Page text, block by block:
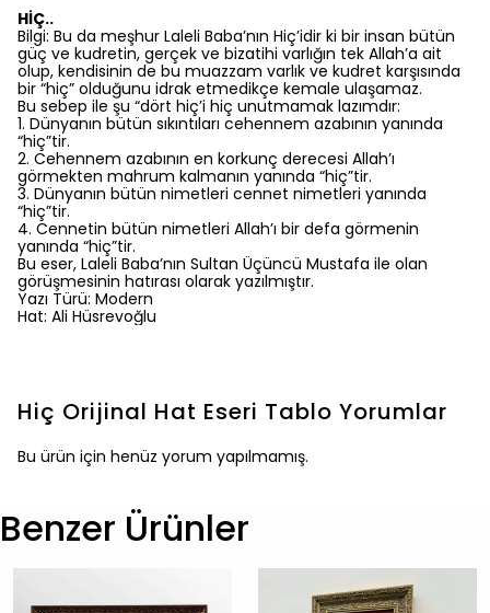
HİÇ..
Bilgi: Bu da meşhur Laleli Baba’nın Hiç’idir ki bir insan bütün
güç ve kudretin, gerçek ve bizatihi varlığın tek Allah’a ait
olup, kendisinin de bu muazzam varlık ve kudret karşısında
bir “hiç” olduğunu idrak etmedikçe kemale ulaşamaz.
Bu sebep ile şu “dört hiç’i hiç unutmamak lazımdır:
1. Dünyanın bütün sıkıntıları cehennem azabının yanında
“hiç”tir.
2. Cehennem azabının en korkunç derecesi Allah’ı
görmekten mahrum kalmanın yanında “hiç”tir.
3. Dünyanın bütün nimetleri cennet nimetleri yanında
“hiç”tir.
4. Cennetin bütün nimetleri Allah’ı bir defa görmenin
yanında “hiç”tir.
Bu eser, Laleli Baba’nın Sultan Üçüncü Mustafa ile olan
görüşmesinin hatırası olarak yazılmıştır.
Yazı Türü: Modern
Hat: Ali Hüsrevoğlu
Hiç Orijinal Hat Eseri Tablo Yorumlar
Bu ürün için henüz yorum yapılmamış.
Benzer Ürünler